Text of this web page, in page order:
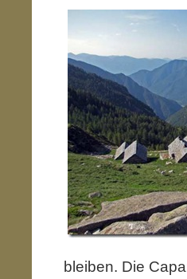
bleiben. Die